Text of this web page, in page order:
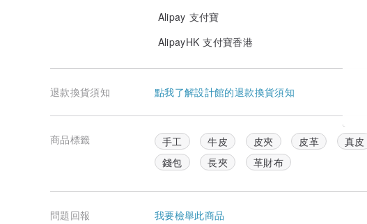
Alipay 支付寶
AlipayHK 支付寶香港
退款換貨須知 點我了解設計館的退款換貨須知
商品標籤 手工 牛皮 皮夾 皮革 真皮
錢包
長夾 革財布
問題回報 我要檢舉此商品